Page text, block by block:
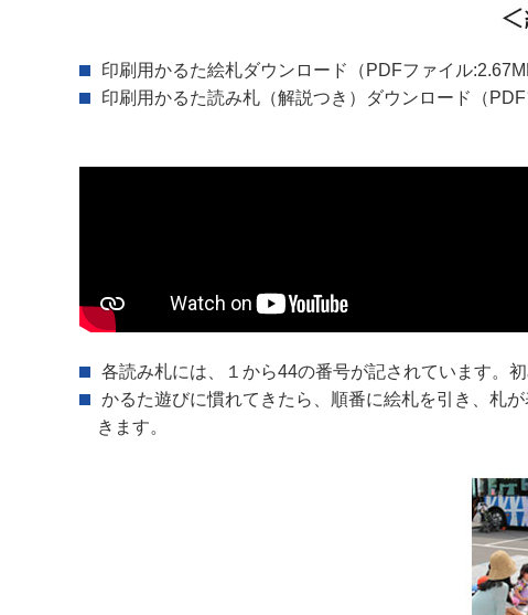
印刷用かるた絵札ダウンロード
（PDFファイル
印刷用かるた読み札（解説つき）ダウンロード
（
各読み札には、１から44の番号が記されています。
かるた遊びに慣れてきたら、順番に絵札を引き、札
きます。